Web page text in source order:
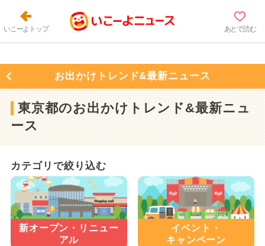
いこーよトップ あとで読む
お出かけトレンド&最新ニュース
東京都のお出かけトレンド&最新ニュ
ース
カテゴリで絞り込む
新オープン・ リニュー
アル
イベント・
キャンペーン